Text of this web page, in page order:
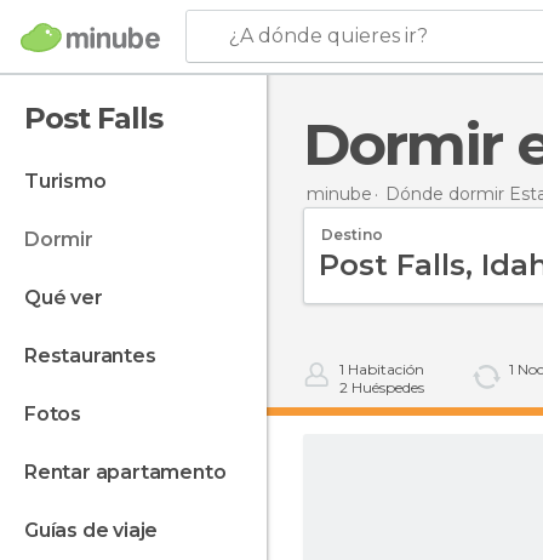
¿A dónde quieres ir?
Post Falls
turismo
dormir
qué ver
restaurantes
fotos
rentar apartamento
guías de viaje
Dormir
minube Dónde dormir
Destino
1 Habitación
2 Huéspedes
1